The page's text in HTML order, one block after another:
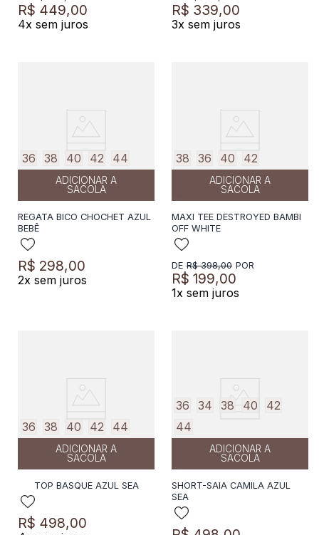
R$ 449,00
4x sem juros
R$ 339,00
3x sem juros
36 38 40 42 44
ADICIONAR A
SACOLA
REGATA BICO CHOCHET AZUL
BEBÊ
R$ 298,00
2x sem juros
38 36 40 42
ADICIONAR A
SACOLA
MAXI TEE DESTROYED BAMBI
OFF WHITE
R$ 398,00
R$ 199,00
1x sem juros
36 38 40 42 44
ADICIONAR A
SACOLA
TOP BASQUE AZUL SEA
R$ 498,00
36 34 38 40
42
44
ADICIONAR A
SACOLA
SHORT-SAIA CAMILA AZUL
SEA